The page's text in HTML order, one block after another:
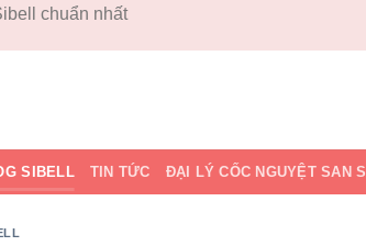
chuẩn nhất
SIBELL TIN TỨC ĐẠI LÝ CỐC NGUYỆT SAN